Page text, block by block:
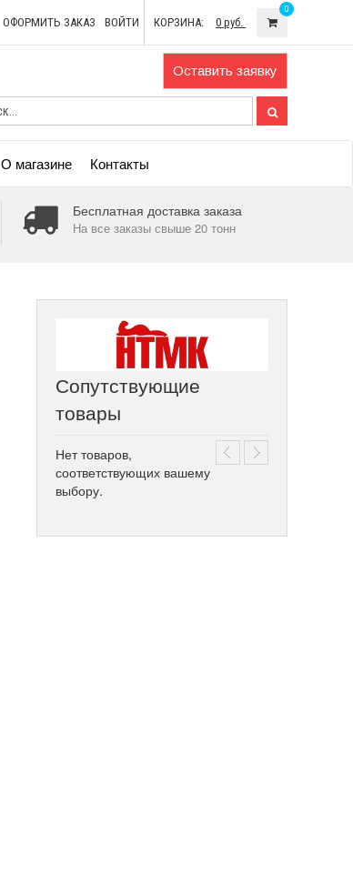
ОФОРМИТЬ ЗАКАЗ ВОЙТИ КОРЗИНА: 0 руб.
0
Оставить заявку
О магазине Контакты
Бесплатная доставка заказа
На все заказы свыше 20 тонн
Сопутствующие
товары
Нет товаров,
соответствующих вашему
выбору.